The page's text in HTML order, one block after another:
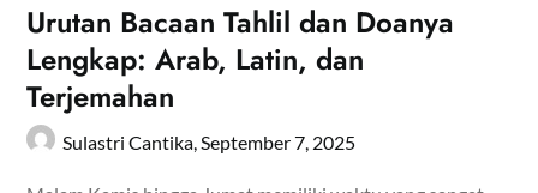
Urutan Bacaan Tahlil dan Doanya
Lengkap: Arab, Latin, dan
Terjemahan
Sulastri Cantika,September 7, 2025